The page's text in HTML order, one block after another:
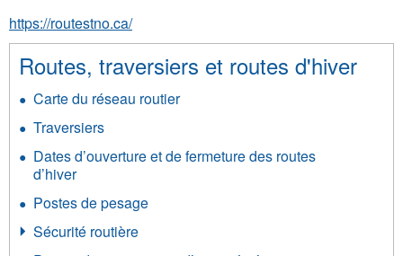
https://routestno.ca/
Routes, traversiers et routes d'hiver
Carte du réseau routier
Traversiers
Dates d’ouverture et de fermeture des routes
d’hiver
Postes de pesage
Sécurité routière